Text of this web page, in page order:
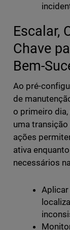
Escalar,
Chave
Bem-
Ao pré-
de
o primeiro
uma
ações
ativa
necessários